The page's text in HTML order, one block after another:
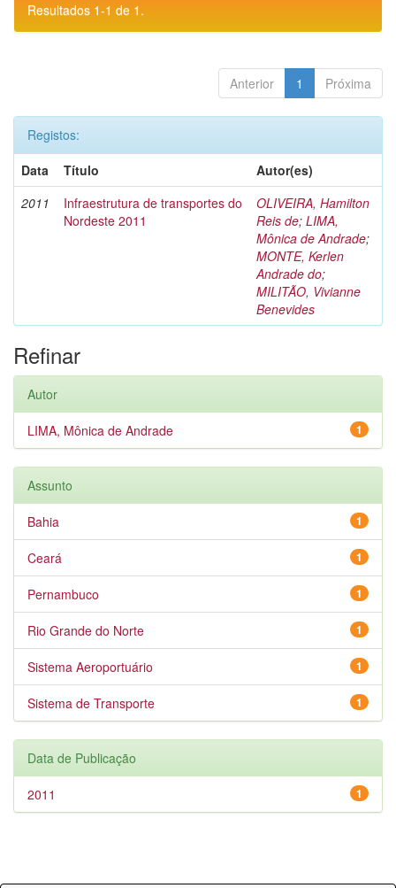
Resultados 1-1 de 1.
Anterior 1 Próxima
Registos:
Data
Título
Autor(es)
2011
Infraestrutura de transportes do
Nordeste 2011
OLIVEIRA, Hamilton
Reis de; LIMA,
Mônica de Andrade;
MONTE, Kerlen
Andrade do;
MILITÃO, Vivianne
Benevides
Refinar
Autor
1
LIMA, Mônica de Andrade
Assunto
1
Bahia
1
Ceará
1
Pernambuco
1
Rio Grande do Norte
1
Sistema Aeroportuário
1
Sistema de Transporte
Data de Publicação
1
2011